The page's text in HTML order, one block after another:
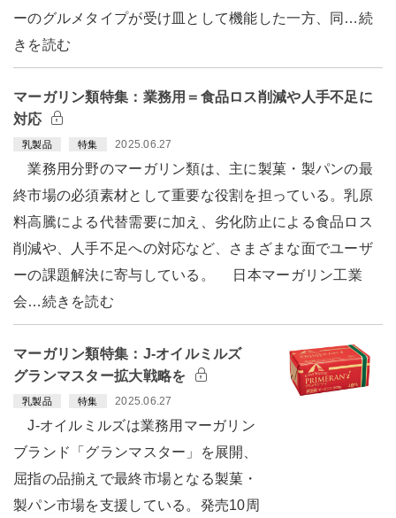
ーのグルメタイプが受け皿として機能した一方、同…続
きを読む
マーガリン類特集：業務用＝食品ロス削減や人手不足に
対応
乳製品 特集 2025.06.27
業務用分野のマーガリン類は、主に製菓・製パンの最
終市場の必須素材として重要な役割を担っている。乳原
料高騰による代替需要に加え、劣化防止による食品ロス
削減や、人手不足への対応など、さまざまな面でユーザ
ーの課題解決に寄与している。 日本マーガリン工業
会…続きを読む
マーガリン類特集：J-オイルミルズ
グランマスター拡大戦略を
乳製品 特集 2025.06.27
J-オイルミルズは業務用マーガリン
ブランド「グランマスター」を展開、
屈指の品揃えで最終市場となる製菓・
製パン市場を支援している。発売10周